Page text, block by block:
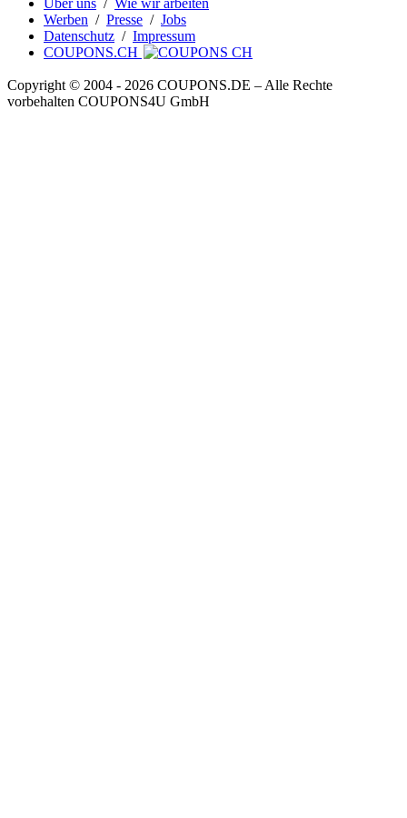
Über uns / Wie wir arbeiten
Werben / Presse / Jobs
Datenschutz / Impressum
COUPONS.CH
Copyright © 2004 ‐ 2026 COUPONS.DE – Alle Rechte
vorbehalten COUPONS4U GmbH